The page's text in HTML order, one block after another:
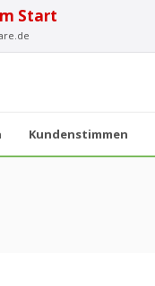
Start
Kundenstimmen